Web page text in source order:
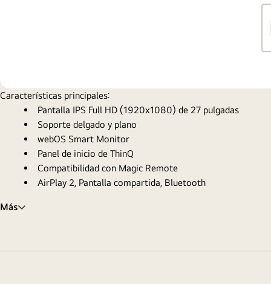
Características principales:
Pantalla IPS Full HD (1920x1080) de 27 pulgadas
Soporte delgado y plano
webOS Smart Monitor
Panel de inicio de ThinQ
Compatibilidad con Magic Remote
AirPlay 2, Pantalla compartida, Bluetooth
Más